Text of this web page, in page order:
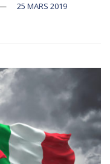
25 MARS 2019